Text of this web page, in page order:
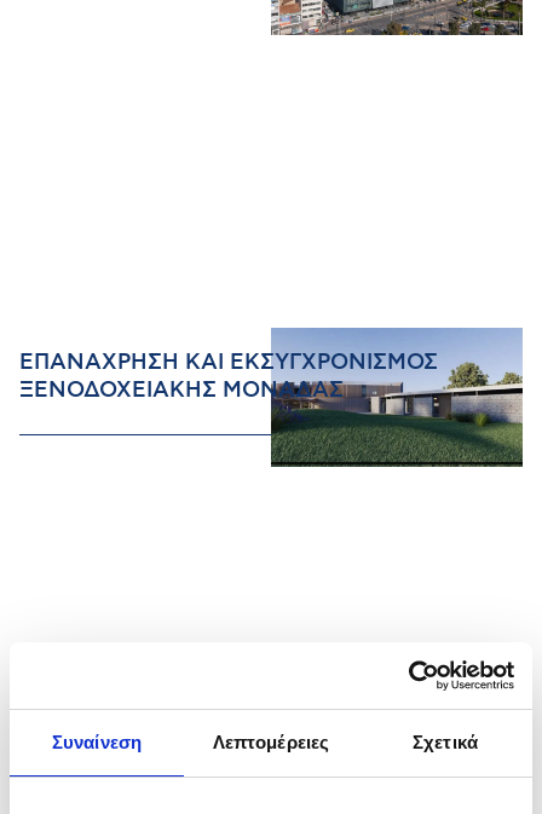
Συναίνεση Λεπτομέρειες Σχετικά
ΕΠΑΝΑΧΡΗΣΗ ΚΑΙ ΕΚΣΥΓΧΡΟΝΙΣΜΟΣ
ΞΕΝΟΔΟΧΕΙΑΚΗΣ ΜΟΝΑΔΑΣ